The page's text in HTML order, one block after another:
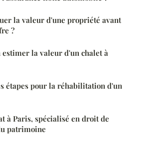
la valeur d'une propriété avant
?
la valeur d'un chalet à
étapes pour la réhabilitation d'un
à Paris, spécialisé en droit de
patrimoine